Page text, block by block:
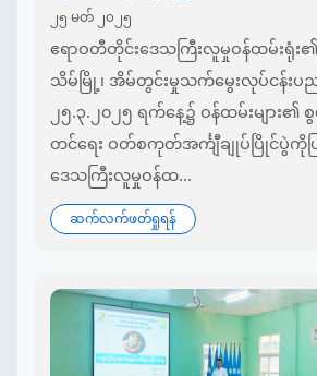
၂၅ မတ် ၂၀၂၅
ဧရာဝတီတိုင်းဒေသကြီးလူမှုဝန်ထမ်းရုံး၏
သိမ်မြို့၊ အိမ်တွင်းမှုသက်မွေးလုပ်ငန်းပ
၂၅.၃.၂၀၂၅ ရက်နေ့၌ ဝန်ထမ်းများ၏
တင်ရေး ဝတ်စကုတ်အင်္ကျီချုပ်ပြိုင်ပွဲကို
ဒေသကြီးလူမှုဝန်ထ...
ဆက်လက်ဖတ်ရှုရန်